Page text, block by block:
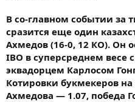
В со-главном событии за
сразится еще один
Ахмедов (16-0, 12 КО). Он
IBO в суперсреднем весе
эквадорцем Карлосом
Котировки букмекеров на
Ахмедова — 1.07, победа